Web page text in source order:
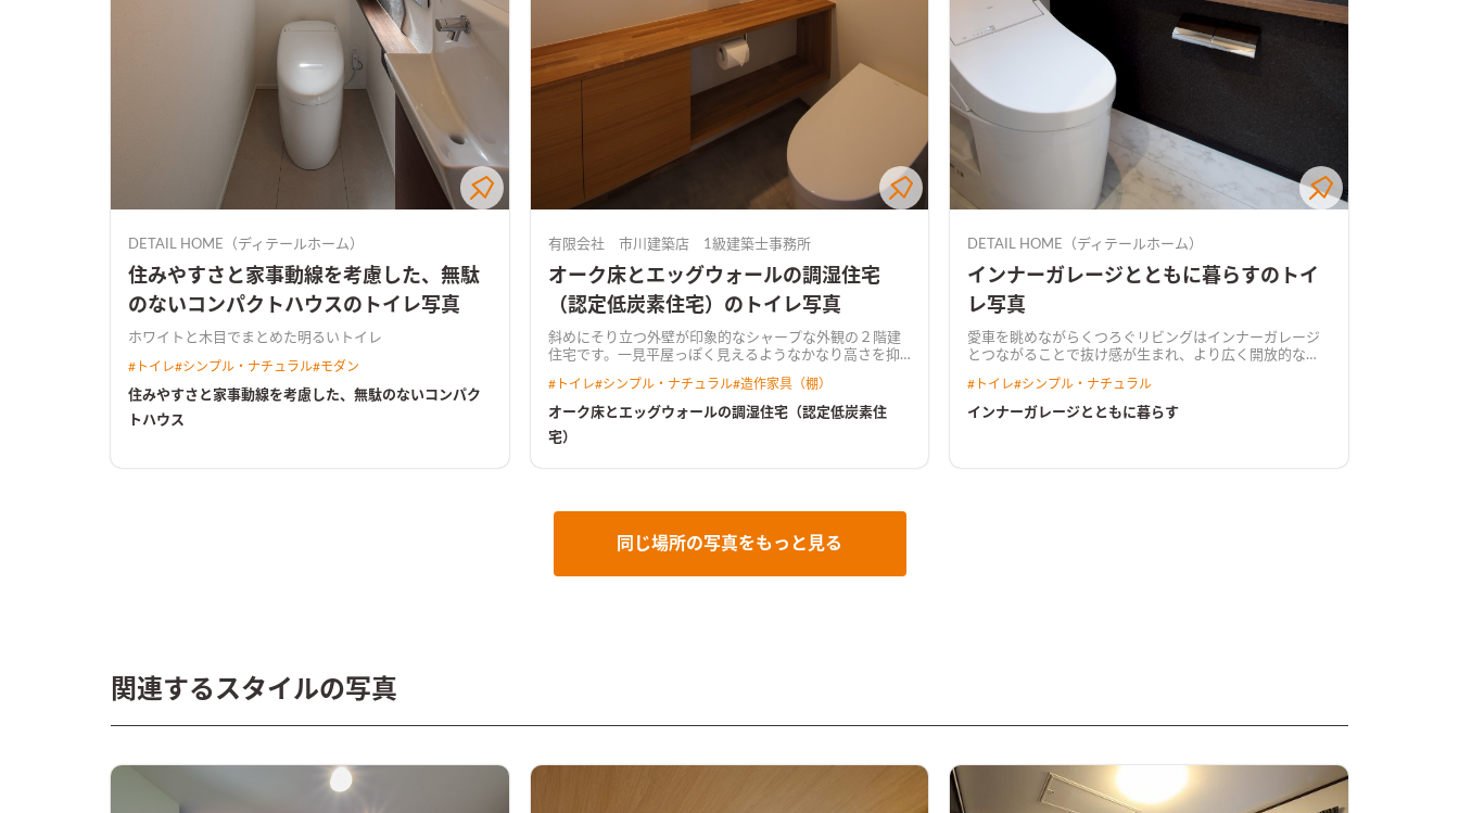
DETAIL HOME（ディテールホーム）
住みやすさと家事動線を考慮した、無駄
のないコンパクトハウスのトイレ写真
ホワイトと木目でまとめた明るいトイレ
# トイレ#シンプル・ナチュラル#モダン
住みやすさと家事動線を考慮した、無駄のないコンパク
トハウス
有限会社 市川建築店 1級建築士事務所
オーク床とエッグウォールの調湿住宅
（認定低炭素住宅）のトイレ写真
斜めにそり立つ外壁が印象的なシャープな外観の２階建
住宅です。一見平屋っぽく見えるようなかなり高さを抑
族間のコミュニケーションがどこでもとれる家をコンセ
プトに動線や間取りを工夫しました。釣りが趣味の施主
もあります。 内観は無垢のオーク床材とｴｯｸﾞｳｫｰﾙ（卵の
#トイレ#シンプル・ナチュラル#造作家具（棚）
オーク床とエッグウォールの調湿住宅（認定低炭素住
宅）
DETAIL HOME（ディテールホーム）
インナーガレージとともに暮らすのトイ
レ写真
愛車を眺めながらくつろぐリビングはインナーガレージ
とつながることで抜け感が生まれ、より広く開放的な空
雪や雨で天気が悪くても荷物の運び入れも安心。 趣味と
家族の暮らしやすさを大切にした住まい。
# トイレ#シンプル・ナチュラル
インナーガレージとともに暮らす
同じ場所の写真をもっと見る
関連するスタイルの写真